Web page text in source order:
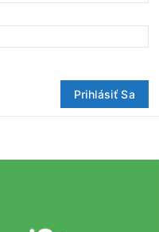
Prihlásiť Sa